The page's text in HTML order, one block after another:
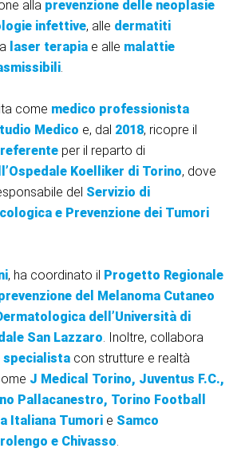
alla prevenzione delle neoplasie
infettive, alle dermatiti
laser terapia e alle malattie
.
come medico professionista
Medico e, dal 2018, ricopre il
per il reparto di
Koelliker di Torino, dove
del Servizio di
e Prevenzione dei Tumori
, ha coordinato il Progetto Regionale
del Melanoma Cutaneo
dell’Università di
San Lazzaro. Inoltre, collabora
specialista con strutture e realtà
J Medical Torino, Juventus F.C.,
Pallacanestro, Torino Football
Italiana Tumori e Samco
e Chivasso.